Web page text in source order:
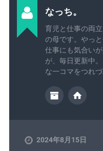
なっち。
育児と仕事の両
の母です。やっ
仕事にも気合い
が、毎日更新中
な一コマをつれ
2024年8月15日